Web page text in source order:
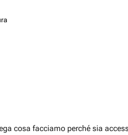
cosa facciamo perché sia